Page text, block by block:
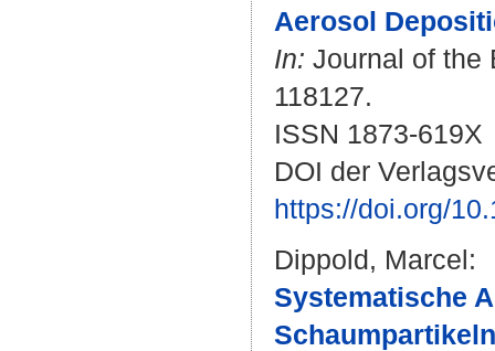
Aerosol
In: Journal of the
118127.
ISSN 1873-619X
DOI der
https://doi.org/
Dippold, Marcel:
Systematische